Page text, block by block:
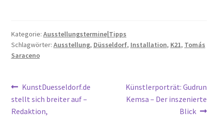
Kategorie: Ausstellungstermine|Tipps
Schlagwörter: Ausstellung, Düsseldorf, Installation, K21, Tomás
Saraceno
Beitragsnavigation
Vorheriger
Beitrag:
KunstDuesseldorf.de
stellt sich breiter auf –
Redaktion,
Nächster
Beitrag:
Künstlerporträt: Gudrun
Kemsa – Der inszenierte
Blick